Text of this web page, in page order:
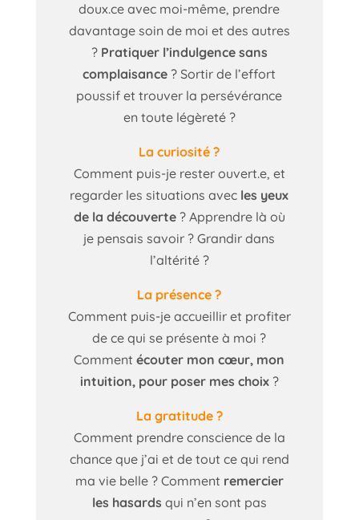
doux.ce avec moi-même, prendre
davantage soin de moi et des autres
? Pratiquer l’indulgence sans
complaisance ? Sortir de l’effort
poussif et trouver la persévérance
en toute légèreté ?
La curiosité ?
Comment puis-je rester ouvert.e, et
regarder les situations avec les yeux
de la découverte ? Apprendre là où
je pensais savoir ? Grandir dans
l’altérité ?
La présence ?
Comment puis-je accueillir et profiter
de ce qui se présente à moi ?
Comment écouter mon cœur, mon
intuition, pour poser mes choix ?
La gratitude ?
Comment prendre conscience de la
chance que j’ai et de tout ce qui rend
ma vie belle ? Comment remercier
les hasards qui n’en sont pas